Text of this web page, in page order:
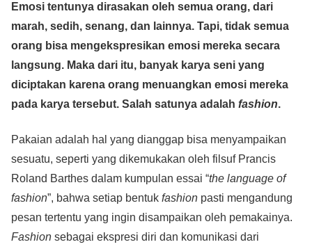
c
e
b
o
o
tt
er
at
s
A
p
p
e
ss
e
n
g
er
ail p
y
Li
n
k
ar
e
Emosi tentunya dirasakan oleh semua orang, dari
marah, sedih, senang, dan lainnya. Tapi, tidak semua
orang bisa mengekspresikan emosi mereka secara
langsung. Maka dari itu, banyak karya seni yang
diciptakan karena orang menuangkan emosi mereka
pada karya tersebut. Salah satunya adalah fashion.
Pakaian adalah hal yang dianggap bisa menyampaikan
sesuatu, seperti yang dikemukakan oleh filsuf Prancis
Roland Barthes dalam kumpulan essai “the language of
fashion”, bahwa setiap bentuk fashion pasti mengandung
pesan tertentu yang ingin disampaikan oleh pemakainya.
Fashion sebagai ekspresi diri dan komunikasi dari